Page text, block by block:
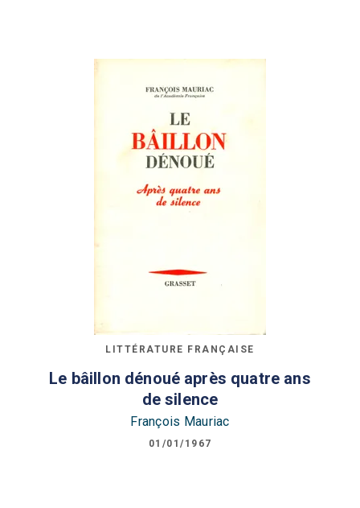
LITTÉRATURE FRANÇAISE
Le bâillon dénoué après quatre ans
de silence
François Mauriac
01/01/1967